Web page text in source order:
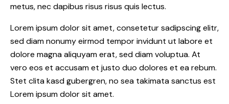
metus, nec dapibus risus risus quis lectus.
Lorem ipsum dolor sit amet, consetetur sadipscing elitr,
sed diam nonumy eirmod tempor invidunt ut labore et
dolore magna aliquyam erat, sed diam voluptua. At
vero eos et accusam et justo duo dolores et ea rebum.
Stet clita kasd gubergren, no sea takimata sanctus est
Lorem ipsum dolor sit amet.